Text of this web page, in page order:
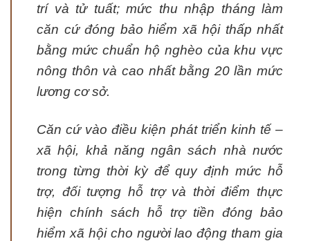
trí và tử tuất; mức thu nhập tháng làm
căn cứ đóng bảo hiểm xã hội thấp nhất
bằng mức chuẩn hộ nghèo của khu vực
nông thôn và cao nhất bằng 20 lần mức
lương cơ sở.
Căn cứ vào điều kiện phát triển kinh tế –
xã hội, khả năng ngân sách nhà nước
trong từng thời kỳ để quy định mức hỗ
trợ, đối tượng hỗ trợ và thời điểm thực
hiện chính sách hỗ trợ tiền đóng bảo
hiểm xã hội cho người lao động tham gia